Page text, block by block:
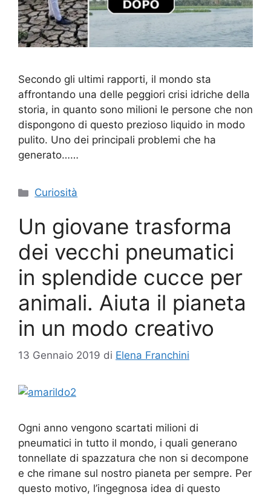
Secondo gli ultimi rapporti, il mondo sta
affrontando una delle peggiori crisi idriche della
storia, in quanto sono milioni le persone che non
dispongono di questo prezioso liquido in modo
pulito. Uno dei principali problemi che ha
generato……
Categorie
Curiosità
Un giovane trasforma
dei vecchi pneumatici
in splendide cucce per
animali. Aiuta il pianeta
in un modo creativo
13 Gennaio 2019 di Elena Franchini
Ogni anno vengono scartati milioni di
pneumatici in tutto il mondo, i quali generano
tonnellate di spazzatura che non si decompone
e che rimane sul nostro pianeta per sempre. Per
questo motivo, l’ingegnosa idea di questo